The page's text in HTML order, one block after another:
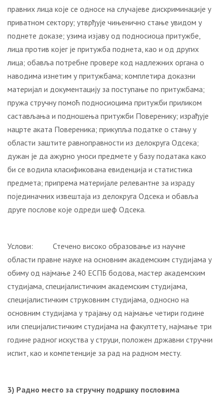
правних лица које се односе на случајеве дискриминације у
приватном сектору; утврђује чињенично стање увидом у
поднете доказе; узима изјаву од подносиоца притужбе,
лица против којег је притужба поднета, као и од других
лица; обавља потребне провере код надлежних органа о
наводима изнетим у притужбама; комплетира доказни
материјал и документацију за поступање по притужбама;
пружа стручну помоћ подносиоцима притужби приликом
састављања и подношења притужби Поверенику; израђује
нацрте аката Повереника; прикупља податке о стању у
области заштите равноправности из делокруга Одсека;
дужан је да ажурно уноси предмете у базу података како
би се водила класификована евиденција и статистика
предмета; припрема материјале релевантне за израду
појединачних извештаја из делокруга Одсека и обавља
друге послове које одреди шеф Одсека.
Услови: Стечено високо образовање из научне
области правне науке на основним академским студијама у
обиму од најмање 240 ЕСПБ бодова, мастер академским
студијама, специјалистичким академским студијама,
специјалистичким струковним студијама, односно на
основним студијама у трајању од најмање четири године
или специјалистичким студијама на факултету, најмање три
године радног искуства у струци, положен државни стручни
испит, као и компетенције за рад на радном месту.
3) Радно место за стручну подршку пословима